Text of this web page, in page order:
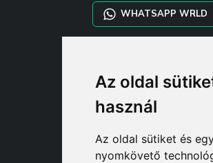
Az oldal
használ
Az oldal sütiket és
nyomkövető
WHATSAPP WRLD
SHOP B2B
TAYLOR MADE ORDERS
DROPSHIPPING
FELHASZNÁL